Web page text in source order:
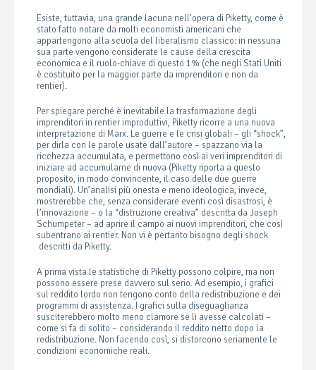
Esiste, tuttavia, una grande lacuna nell’opera di Piketty, come è
stato fatto notare da molti economisti americani che
appartengono alla scuola del liberalismo classico: in nessuna
sua parte vengono considerate le cause della crescita
economica e il ruolo-chiave di questo 1% (che negli Stati Uniti
è costituito per la maggior parte da imprenditori e non da
rentier).
Per spiegare perché è inevitabile la trasformazione degli
imprenditori in rentier improduttivi, Piketty ricorre a una nuova
interpretazione di Marx. Le guerre e le crisi globali – gli “shock”,
per dirla con le parole usate dall’autore – spazzano via la
ricchezza accumulata, e permettono così ai veri imprenditori di
iniziare ad accumularne di nuova (Piketty riporta a questo
proposito, in modo convincente, il caso delle due guerre
mondiali). Un’analisi più onesta e meno ideologica, invece,
mostrerebbe che, senza considerare eventi così disastrosi, è
l’innovazione – o la “distruzione creativa” descritta da Joseph
Schumpeter – ad aprire il campo ai nuovi imprenditori, che così
subentrano ai rentier. Non vi è pertanto bisogno degli shock
descritti da Piketty.
A prima vista le statistiche di Piketty possono colpire, ma non
possono essere prese davvero sul serio. Ad esempio, i grafici
sul reddito lordo non tengono conto della redistribuzione e dei
programmi di assistenza. I grafici sulla diseguaglianza
susciterebbero molto meno clamore se li avesse calcolati –
come si fa di solito – considerando il reddito netto dopo la
redistribuzione. Non facendo così, si distorcono seriamente le
condizioni economiche reali.